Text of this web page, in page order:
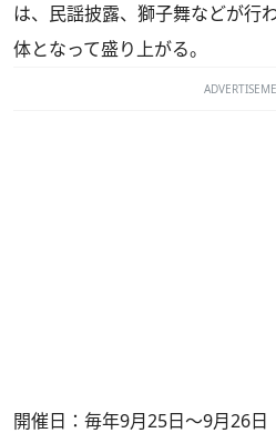
は、民謡披露、獅子舞などが行
体となって盛り上がる。
開催日：毎年9月25日～9月26日